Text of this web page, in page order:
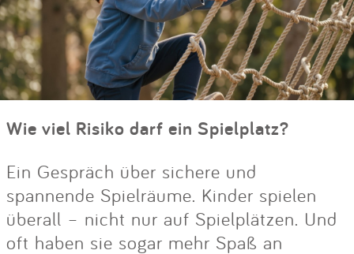
Wie viel Risiko darf ein Spielplatz?
Ein Gespräch über sichere und
spannende Spielräume. Kinder spielen
überall – nicht nur auf Spielplätzen. Und
oft haben sie sogar mehr Spaß an